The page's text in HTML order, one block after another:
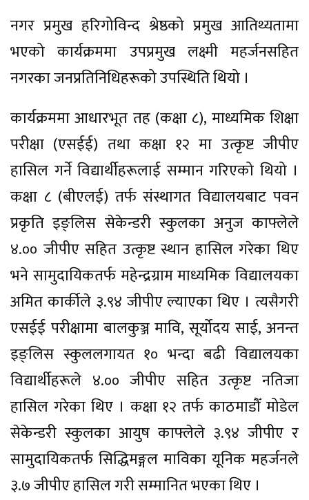
नगर प्रमुख हरिगोविन्द श्रेष्ठको प्रमुख आतिथ्यतामा
भएको कार्यक्रममा उपप्रमुख लक्ष्मी महर्जनसहित
नगरका जनप्रतिनिधिहरूको उपस्थिति थियो ।
कार्यक्रममा आधारभूत तह (कक्षा ८), माध्यमिक शिक्षा
परीक्षा (एसईई) तथा कक्षा १२ मा उत्कृष्ट जीपीए
हासिल गर्ने विद्यार्थीहरूलाई सम्मान गरिएको थियो ।
कक्षा ८ (बीएलई) तर्फ संस्थागत विद्यालयबाट पवन
प्रकृति इङ्लिस सेकेन्डरी स्कुलका अनुज काफ्लेले
४.०० जीपीए सहित उत्कृष्ट स्थान हासिल गरेका थिए
भने सामुदायिकतर्फ महेन्द्रग्राम माध्यमिक विद्यालयका
अमित कार्कीले ३.९४ जीपीए ल्याएका थिए । त्यसैगरी
एसईई परीक्षामा बालकुञ्ज मावि, सूर्योदय साई, अनन्त
इङ्लिस स्कुललगायत १० भन्दा बढी विद्यालयका
विद्यार्थीहरूले ४.०० जीपीए सहित उत्कृष्ट नतिजा
हासिल गरेका थिए । कक्षा १२ तर्फ काठमाडौँ मोडेल
सेकेन्डरी स्कुलका आयुष काफ्लेले ३.९४ जीपीए र
सामुदायिकतर्फ सिद्धिमङ्गल माविका यूनिक महर्जनले
३.७ जीपीए हासिल गरी सम्मानित भएका थिए ।